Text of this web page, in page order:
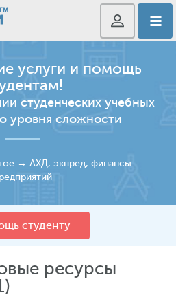
услуги и помощь
студенческих учебных
уровня сложности
→ АХД, экпред, финансы
студенту
ресурсы